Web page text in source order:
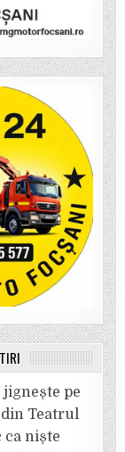
pe
Teatrul
ca niște